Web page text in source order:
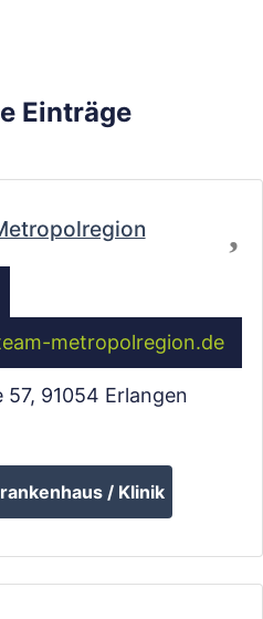
Wird geladen …
Einträge
metropolregion.de
57, 91054 Erlangen
/ Klinik